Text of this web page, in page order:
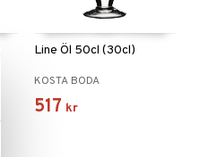
Line Öl 50cl (30cl)
KOSTA BODA
517 kr